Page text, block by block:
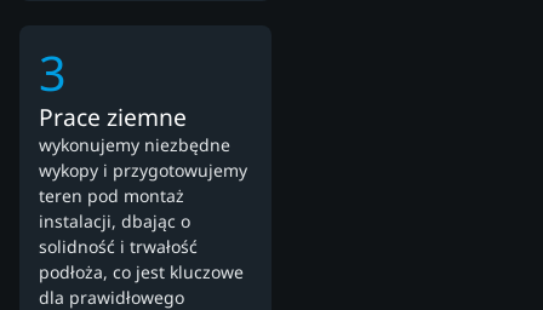
3
Prace ziemne
wykonujemy niezbędne
wykopy i przygotowujemy
teren pod montaż
instalacji, dbając o
solidność i trwałość
podłoża, co jest kluczowe
dla prawidłowego